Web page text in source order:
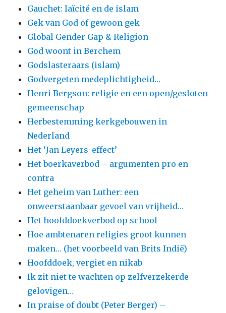
Gauchet: laïcité en de islam
Gek van God of gewoon gek
Global Gender Gap & Religion
God woont in Berchem
Godslasteraars (islam)
Godvergeten medeplichtigheid…
Henri Bergson: religie en een open/gesloten
gemeenschap
Herbestemming kerkgebouwen in
Nederland
Het ‘Jan Leyers-effect’
Het boerkaverbod – argumenten pro en
contra
Het geheim van Luther: een
onweerstaanbaar gevoel van vrijheid…
Het hoofddoekverbod op school
Hoe ambtenaren religies groot kunnen
maken… (het voorbeeld van Brits Indië)
Hoofddoek, vergiet en nikab
Ik zit niet te wachten op zelfverzekerde
gelovigen…
In praise of doubt (Peter Berger) –